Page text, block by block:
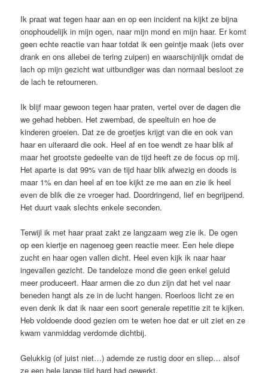
Ik praat wat tegen haar aan en op een incident na kijkt ze bijna
onophoudelijk in mijn ogen, naar mijn mond en mijn haar. Er komt
geen echte reactie van haar totdat ik een geintje maak (iets over
drank en ons allebei de tering zuipen) en waarschijnlijk omdat de
lach op mijn gezicht wat uitbundiger was dan normaal besloot ze
de lach te retourneren.
Ik blijf maar gewoon tegen haar praten, vertel over de dagen die
we gehad hebben. Het zwembad, de speeltuin en hoe de
kinderen groeien. Dat ze de groetjes krijgt van die en ook van
haar en uiteraard die ook. Heel af en toe wendt ze haar blik af
maar het grootste gedeelte van de tijd heeft ze de focus op mij.
Het aparte is dat 99% van de tijd haar blik afwezig en doods is
maar 1% en dan heel af en toe kijkt ze me aan en zie ik heel
even de blik die ze vroeger had. Doordringend, lief en begrijpend.
Het duurt vaak slechts enkele seconden.
Terwijl ik met haar praat zakt ze langzaam weg zie ik. De ogen
op een kiertje en nagenoeg geen reactie meer. Een hele diepe
zucht en haar ogen vallen dicht. Heel even kijk ik naar haar
ingevallen gezicht. De tandeloze mond die geen enkel geluid
meer produceert. Haar armen die zo dun zijn dat het vel naar
beneden hangt als ze in de lucht hangen. Roerloos licht ze en
even denk ik dat ik naar een soort generale repetitie zit te kijken.
Heb voldoende dood gezien om te weten hoe dat er uit ziet en ze
kwam vanmiddag verdomde dichtbij.
Gelukkig (of juist niet…) ademde ze rustig door en sliep… alsof
ze een hele lange tijd hard had gewerkt.